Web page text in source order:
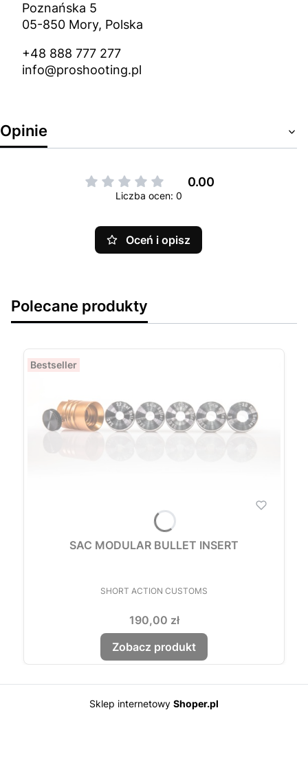
Poznańska 5
05-850 Mory, Polska
+48 888 777 277
info@proshooting.pl
Opinie
0.00
Liczba ocen: 0
Oceń i opisz
Polecane produkty
Bestseller
SAC MODULAR BULLET INSERT
PRODUCENT
SHORT ACTION CUSTOMS
Cena
190,00 zł
Zobacz produkt
Sklep internetowy Shoper.pl